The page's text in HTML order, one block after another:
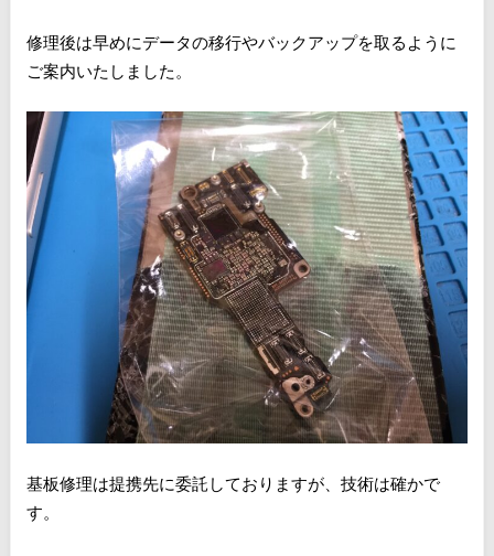
修理後は早めにデータの移行やバックアップを取るように
ご案内いたしました。
基板修理は提携先に委託しておりますが、技術は確かで
す。